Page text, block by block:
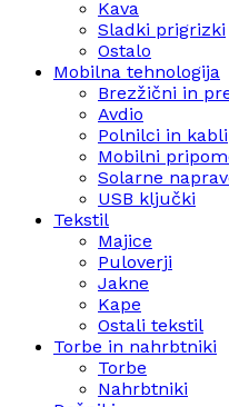
Kava
Sladki prigrizki
Ostalo
Mobilna tehnologija
Brezžični in
Avdio
Polnilci in kabli
Mobilni
Solarne
USB ključki
Tekstil
Majice
Puloverji
Jakne
Kape
Ostali tekstil
Torbe in nahrbtniki
Torbe
Nahrbtniki